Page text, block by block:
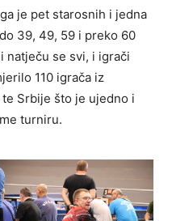
je pet starosnih i jedna
39, 49, 59 i preko 60
natječu se svi, i igrači
110 igrača iz
Srbije što je ujedno i
turniru.